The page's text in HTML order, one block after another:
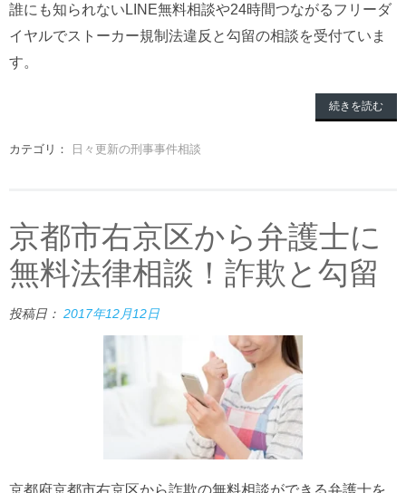
誰にも知られないLINE無料相談や24時間つながるフリーダ
イヤルでストーカー規制法違反と勾留の相談を受付ていま
す。
続きを読む
カテゴリ： 日々更新の刑事事件相談
京都市右京区から弁護士に
無料法律相談！詐欺と勾留
投稿日： 2017年12月12日
京都府京都市右京区から詐欺の無料相談ができる弁護士を